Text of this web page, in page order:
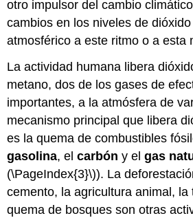
otro impulsor del cambio
cambios en los niveles de
atmosférico a este ritmo o a esta
La actividad humana libera
metano, dos de los gases de
importantes, a la atmósfera de
mecanismo principal que libera
es la quema de combustibles
gasolina, elcarbón y elgas
(\PageIndex{3}\)). La
cemento, la agricultura animal, la
quema de bosques son otras